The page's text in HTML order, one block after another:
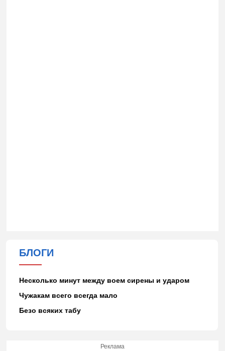
БЛОГИ
Несколько минут между воем сирены и ударом
Чужакам всего всегда мало
Безо всяких табу
Реклама